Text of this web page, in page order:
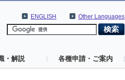
Other Languages
ENGLISH
・解説 各種申請・ご案内